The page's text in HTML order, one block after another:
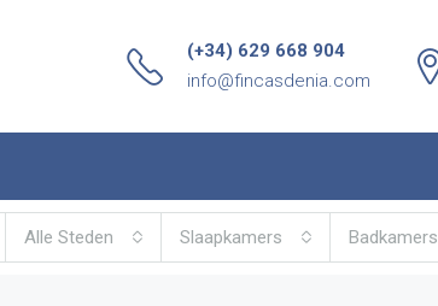
(+34) 629 668 904
info@fincasdenia.com
Alle Steden Slaapkamers Badkamers